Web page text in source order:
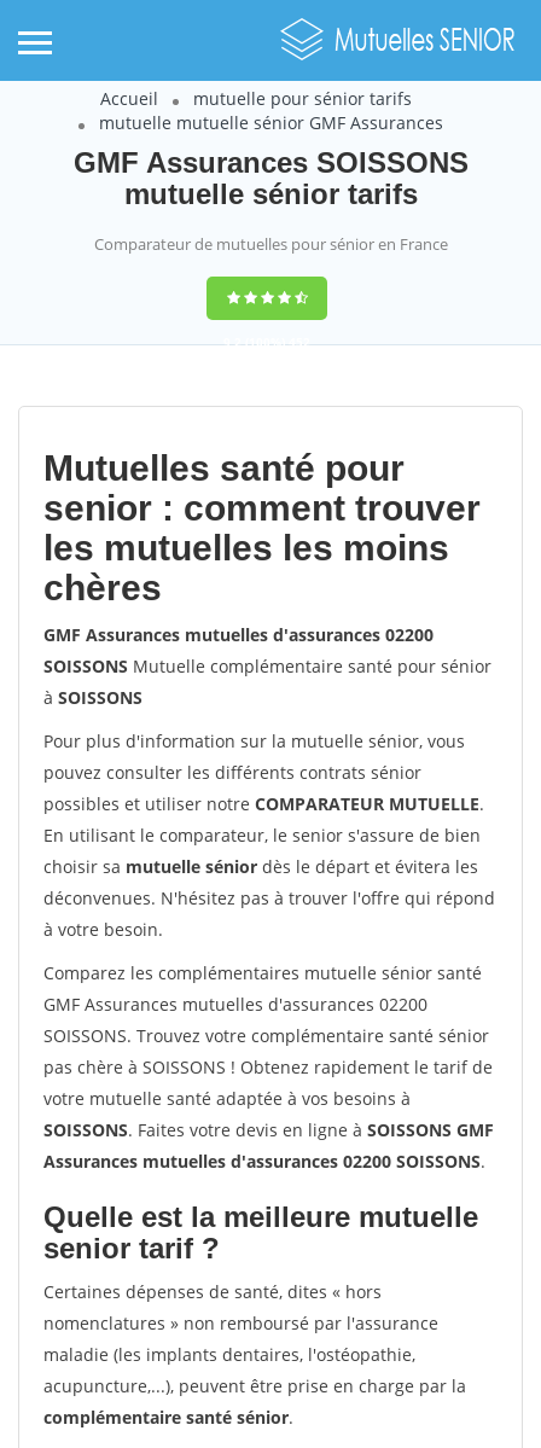
Accueil
mutuelle pour sénior tarifs
mutuelle mutuelle sénior GMF Assurances
GMF Assurances SOISSONS
mutuelle sénior tarifs
Comparateur de mutuelles pour sénior en France
9,2(100%)452
Mutuelles santé pour
senior : comment trouver
les mutuelles les moins
chères
GMF Assurances mutuelles d'assurances 02200
SOISSONS Mutuelle complémentaire santé pour sénior
à SOISSONS
Pour plus d'information sur la mutuelle sénior, vous
pouvez consulter les différents contrats sénior
possibles et utiliser notre COMPARATEUR MUTUELLE.
En utilisant le comparateur, le senior s'assure de bien
choisir sa mutuelle sénior dès le départ et évitera les
déconvenues. N'hésitez pas à trouver l'offre qui répond
à votre besoin.
Comparez les complémentaires mutuelle sénior santé
GMF Assurances mutuelles d'assurances 02200
SOISSONS. Trouvez votre complémentaire santé sénior
pas chère à SOISSONS ! Obtenez rapidement le tarif de
votre mutuelle santé adaptée à vos besoins à
SOISSONS. Faites votre devis en ligne à SOISSONS GMF
Assurances mutuelles d'assurances 02200 SOISSONS.
Quelle est la meilleure mutuelle
senior tarif ?
Certaines dépenses de santé, dites « hors
nomenclatures » non remboursé par l'assurance
maladie (les implants dentaires, l'ostéopathie,
acupuncture,...), peuvent être prise en charge par la
complémentaire santé sénior.